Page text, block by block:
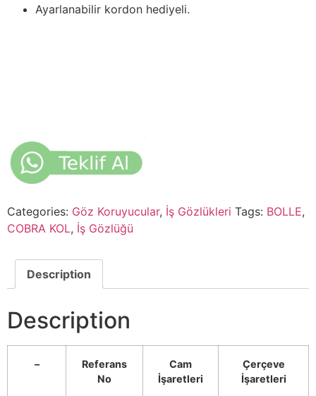
Ayarlanabilir kordon hediyeli.
Description
Description
–
Referans
No
İşaretleri
İşaretleri
ŞEFFAF
COBFTPSI-